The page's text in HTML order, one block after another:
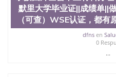
交时间，公司人员陪同客
料； 5、等待结果，完成
6、客户确认收到结果，付
学院的毕业证成绩单所使
结构（包括：水印，阴影
银，LOGO烫金烫银复合
默里大学毕业证||成绩单||
（可查）WSE认证，都
dfnsen
0
...